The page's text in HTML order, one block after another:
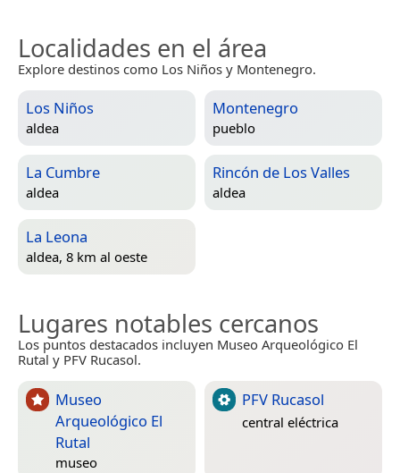
Localidades en el área
Explore destinos como Los Niños y Montenegro.
Los Niños
aldea
Montenegro
pueblo
La Cumbre
aldea
Rincón de Los Valles
aldea
La Leona
aldea, 8 km al oeste
Lugares notables cercanos
Los puntos destacados incluyen Museo Arqueológico El
Rutal y PFV Rucasol.
Museo
Arqueológico El
Rutal
museo
PFV Rucasol
central eléctrica